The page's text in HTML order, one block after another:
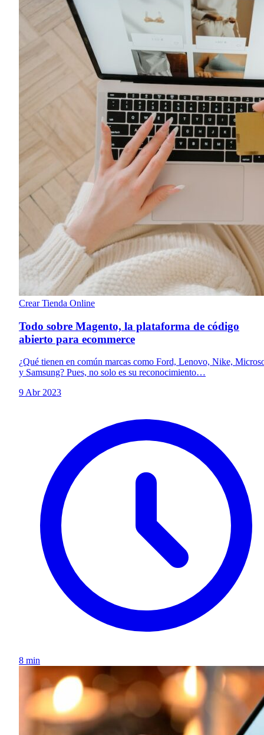
Crear Tienda Online
Todo sobre Magento, la plataforma de código
abierto para ecommerce
¿Qué tienen en común marcas como Ford, Lenovo, Nike,
y Samsung? Pues, no solo es su reconocimiento…
9 Abr 2023
8 min